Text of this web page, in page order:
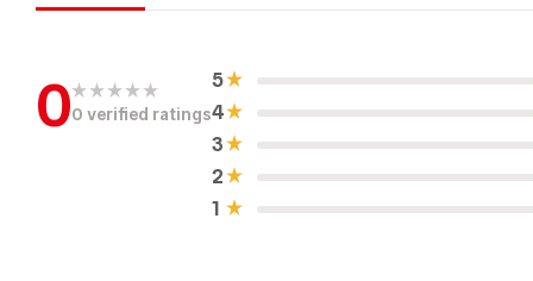
0N
0 verified ratings
1
2
3
4
5